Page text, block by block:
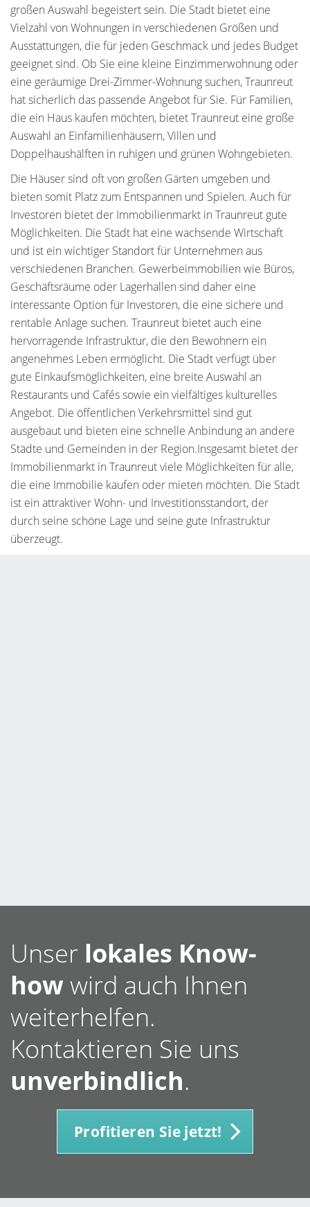
großen Auswahl begeistert sein. Die Stadt bietet eine
Vielzahl von Wohnungen in verschiedenen Größen und
Ausstattungen, die für jeden Geschmack und jedes Budget
geeignet sind. Ob Sie eine kleine Einzimmerwohnung oder
eine geräumige Drei-Zimmer-Wohnung suchen, Traunreut
hat sicherlich das passende Angebot für Sie. Für Familien,
die ein Haus kaufen möchten, bietet Traunreut eine große
Auswahl an Einfamilienhäusern, Villen und
Doppelhaushälften in ruhigen und grünen Wohngebieten.
Die Häuser sind oft von großen Gärten umgeben und
bieten somit Platz zum Entspannen und Spielen. Auch für
Investoren bietet der Immobilienmarkt in Traunreut gute
Möglichkeiten. Die Stadt hat eine wachsende Wirtschaft
und ist ein wichtiger Standort für Unternehmen aus
verschiedenen Branchen. Gewerbeimmobilien wie Büros,
Geschäftsräume oder Lagerhallen sind daher eine
interessante Option für Investoren, die eine sichere und
rentable Anlage suchen. Traunreut bietet auch eine
hervorragende Infrastruktur, die den Bewohnern ein
angenehmes Leben ermöglicht. Die Stadt verfügt über
gute Einkaufsmöglichkeiten, eine breite Auswahl an
Restaurants und Cafés sowie ein vielfältiges kulturelles
Angebot. Die öffentlichen Verkehrsmittel sind gut
ausgebaut und bieten eine schnelle Anbindung an andere
Städte und Gemeinden in der Region.Insgesamt bietet der
Immobilienmarkt in Traunreut viele Möglichkeiten für alle,
die eine Immobilie kaufen oder mieten möchten. Die Stadt
ist ein attraktiver Wohn- und Investitionsstandort, der
durch seine schöne Lage und seine gute Infrastruktur
überzeugt.
Unser lokales Know-
howwird auch Ihnen
weiterhelfen.
Kontaktieren Sie uns
unverbindlich.
Profitieren Sie jetzt!